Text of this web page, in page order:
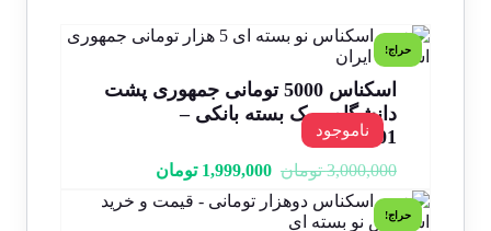
حراج!
ناموجود
اسکناس 5000 تومانی جمهوری پشت
دانشگاه – یک بسته بانکی –
80/163901
3,000,000 تومان 1,999,000 تومان
حراج!